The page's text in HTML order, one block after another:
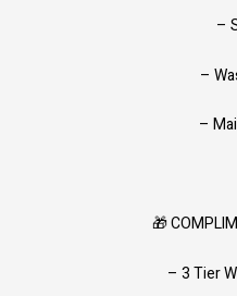
–
–
–
🎁
– 3 Tier